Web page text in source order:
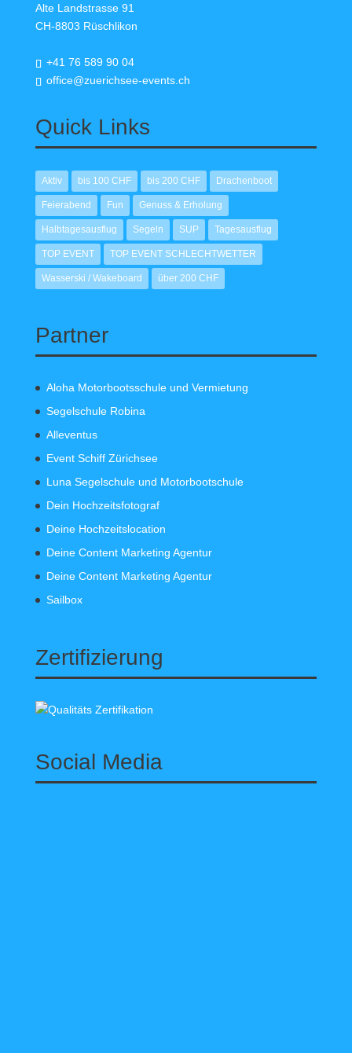
Alte Landstrasse 91
CH-8803 Rüschlikon
+41 76 589 90 04
office@zuerichsee-events.ch
Quick Links
Aktiv bis 100 CHF bis 200 CHF Drachenboot
Feierabend Fun Genuss & Erholung
Halbtagesausflug Segeln SUP Tagesausflug
TOP EVENT TOP EVENT SCHLECHTWETTER
Wasserski / Wakeboard über 200 CHF
Partner
Aloha Motorbootsschule und Vermietung
Segelschule Robina
Alleventus
Event Schiff Zürichsee
Luna Segelschule und Motorbootschule
Dein Hochzeitsfotograf
Deine Hochzeitslocation
Deine Content Marketing Agentur
Deine Content Marketing Agentur
Sailbox
Zertifizierung
Social Media